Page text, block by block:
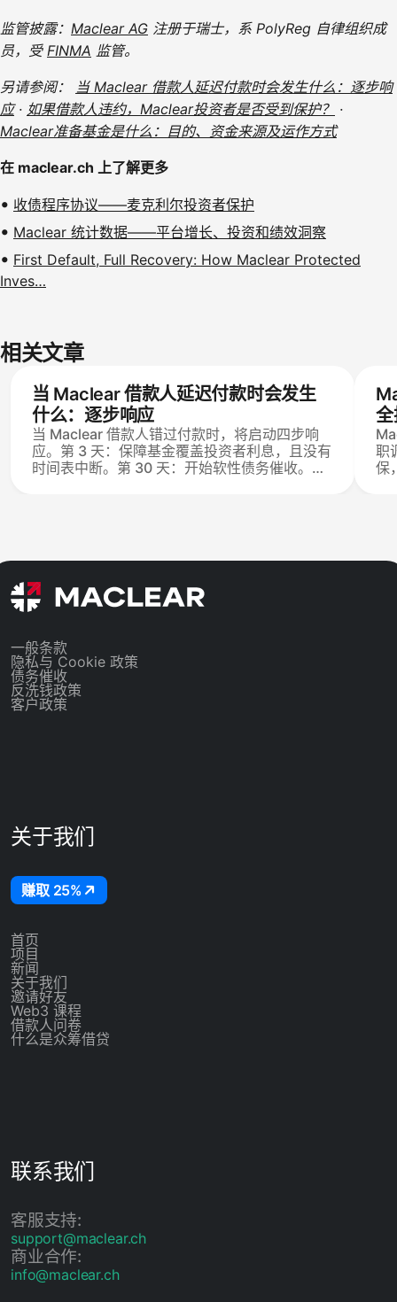
监管披露： Maclear AG 注册于瑞士，系 PolyReg 自律组织成
员，受 FINMA 监管。
另请参阅： 当 Maclear 借款人延迟付款时会发生什么：逐步响
应· 如果借款人违约，Maclear投资者是否受到保护？ ·
Maclear准备基金是什么：目的、资金来源及运作方式
在 maclear.ch 上了解更多
收债程序协议——麦克利尔投资者保护
Maclear 统计数据——平台增长、投资和绩效洞察
First Default, Full Recovery: How Maclear Protected
Inves…
相关文章
当 Maclear 借款人延迟付款时会发生
什么：逐步响应
当 Maclear 借款人错过付款时，将启动四步响
应。第 3 天：保障基金覆盖投资者利息，且没有
时间表中断。第 30 天：开始软性债务催收。第
全
职
保
一般条款
隐私与 Cookie 政策
债务催收
反洗钱政策
客户政策
关于我们
赚取 25%
首页
项目
新闻
关于我们
邀请好友
Web3 课程
借款人问卷
什么是众筹借贷
联系我们
客服支持:
support@maclear.ch
商业合作:
info@maclear.ch